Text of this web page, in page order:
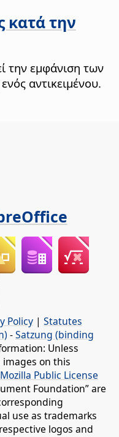
κατά την
την εμφάνιση των
αντικειμένου.
Policy | Statutes
-Satzung (binding
Unless
on this
Mozilla Public License
Foundation” are
use as trademarks
logos and